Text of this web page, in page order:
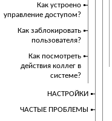
Как устроено
управление доступом?
Как заблокировать
пользователя?
Как посмотреть
действия коллег в
системе?
НАСТРОЙКИ
ЧАСТЫЕ ПРОБЛЕМЫ